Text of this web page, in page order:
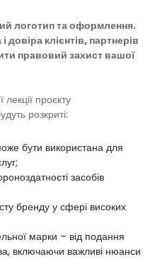
логотип та оформлення.
довіра клієнтів, партнерів
правовий захист вашої
проєкту
розкриті:
бути використана для
засобів
бренду у сфері високих
марки – від подання
включаючи важливі нюанси